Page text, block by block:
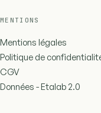
MENTIONS
Mentions légales
Politique de
CGV
Données - Etalab 2.0